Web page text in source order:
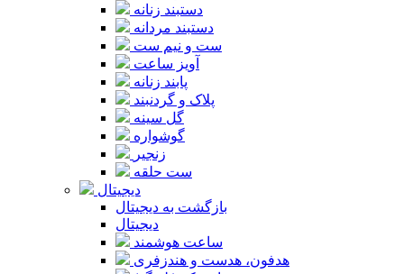
دستبند زنانه
دستبند مردانه
ست و نیم ست
آویز ساعت
پابند زنانه
پلاک و گردنبند
گل سینه
گوشواره
زنجیر
ست حلقه
دیجیتال
بازگشت به دیجیتال
دیجیتال
ساعت هوشمند
هدفون، هدست و هندزفری